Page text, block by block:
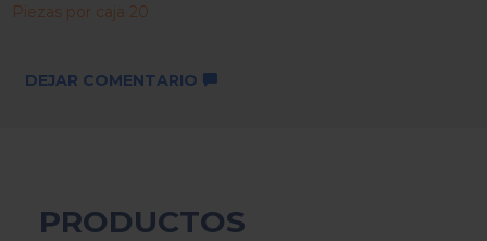
Piezas por caja 20
DEJAR COMENTARIO
PRODUCTOS